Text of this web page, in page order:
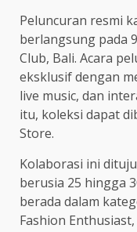
Peluncuran resmi
berlangsung pada
Club, Bali. Acara
eksklusif dengan
live music, dan
itu, koleksi dapat
Store.
Kolaborasi ini
berusia 25 hingga
berada dalam
Fashion